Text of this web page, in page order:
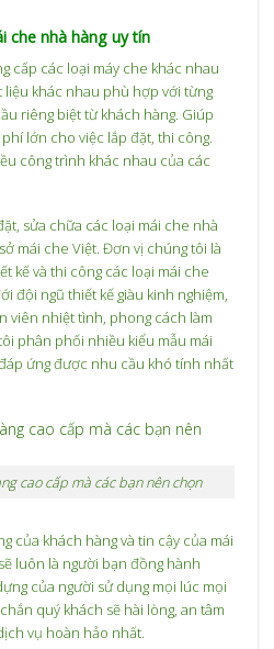
che nhà hàng uy tín
cấp các loại máy che khác nhau
khác nhau phù hợp với từng
riêng biệt từ khách hàng. Giúp
lớn cho việc lắp đặt, thi công.
công trình khác nhau của các
sửa chữa các loại mái che nhà
mái che Việt. Đơn vị chúng tôi là
kế và thi công các loại mái che
đội ngũ thiết kế giàu kinh nghiệm,
viên nhiệt tình, phong cách làm
phân phối nhiều kiểu mẫu mái
ứng được nhu cầu khó tính nhất
cao cấp mà các bạn nên chọn
của khách hàng và tin cậy của mái
luôn là người bạn đồng hành
của người sử dụng mọi lúc mọi
quý khách sẽ hài lòng, an tâm
vụ hoàn hảo nhất.